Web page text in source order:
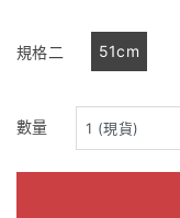
規格二 51cm
數量